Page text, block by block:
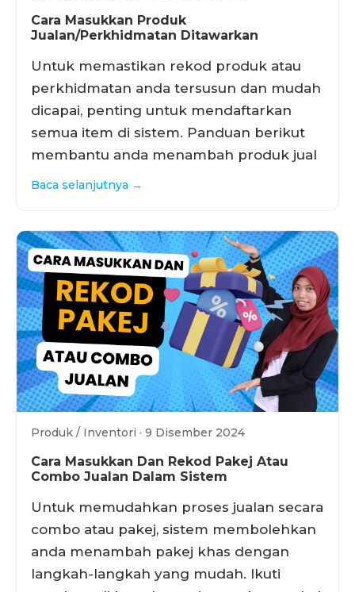
Cara Masukkan Produk
Jualan/Perkhidmatan Ditawarkan
Untuk memastikan rekod produk atau
perkhidmatan anda tersusun dan mudah
dicapai, penting untuk mendaftarkan
semua item di sistem. Panduan berikut
membantu anda menambah produk jual
Baca selanjutnya →
Produk / Inventori · 9 Disember 2024
Cara Masukkan Dan Rekod Pakej Atau
Combo Jualan Dalam Sistem
Untuk memudahkan proses jualan secara
combo atau pakej, sistem membolehkan
anda menambah pakej khas dengan
langkah-langkah yang mudah. Ikuti